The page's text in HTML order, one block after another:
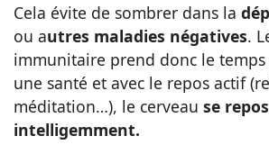
Cela évite de sombrer dans la
ou autres maladies négatives.
immunitaire prend donc le temps
une santé et avec le repos actif
méditation…), le cerveau se
intelligemment.